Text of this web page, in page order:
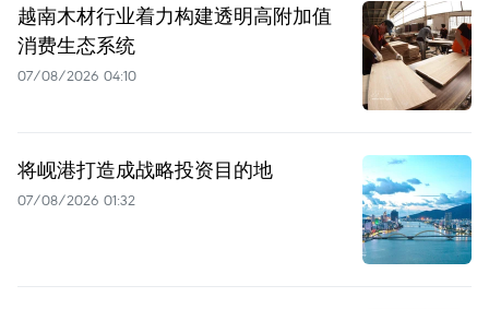
越南木材行业着力构建透明高附加值
消费生态系统
07/08/2026 04:10
将岘港打造成战略投资目的地
07/08/2026 01:32